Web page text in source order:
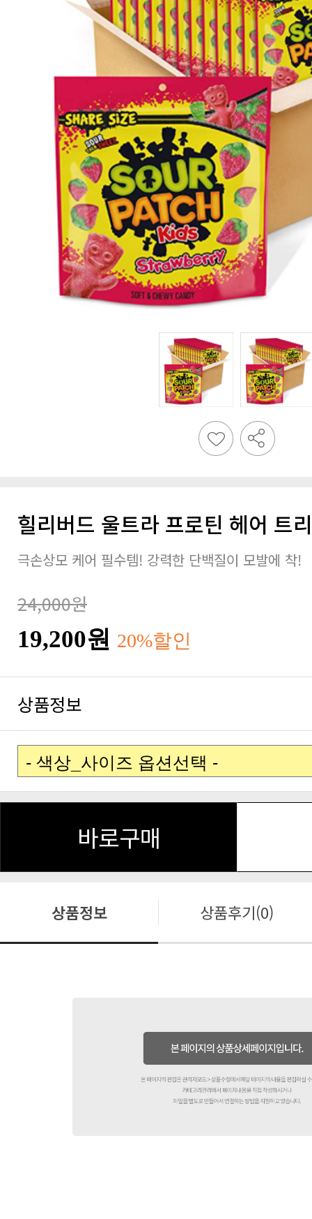
힐리버드 울트라 프로틴 헤어 트
극손상모 케어 필수템! 강력한 단백질이 모발에 착!
24,000원
19,200원 20%할인
상품정보
바로구매
상품정보 상품후기(0)